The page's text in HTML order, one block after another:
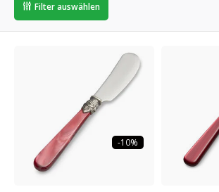
Filter auswählen
-10%